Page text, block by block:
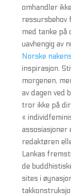
omhandler
ressursbehov
med tanke på
uavhengig av
Norske
inspirasjon.
morgenen,
av dagen ved
tror ikke på
«
assosiasjoner
redaktøren
Lankas
de
sites i